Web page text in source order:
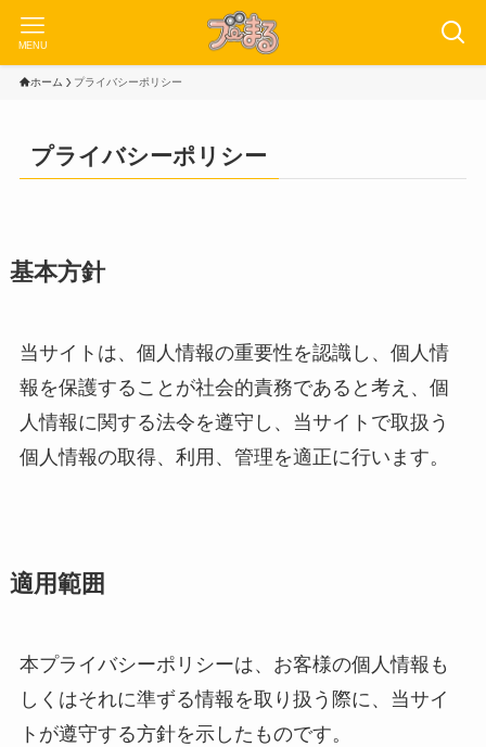
MENU
ホーム プライバシーポリシー
プライバシーポリシー
基本方針
当サイトは、個人情報の重要性を認識し、個人情
報を保護することが社会的責務であると考え、個
人情報に関する法令を遵守し、当サイトで取扱う
個人情報の取得、利用、管理を適正に行います。
適用範囲
本プライバシーポリシーは、お客様の個人情報も
しくはそれに準ずる情報を取り扱う際に、当サイ
トが遵守する方針を示したものです。